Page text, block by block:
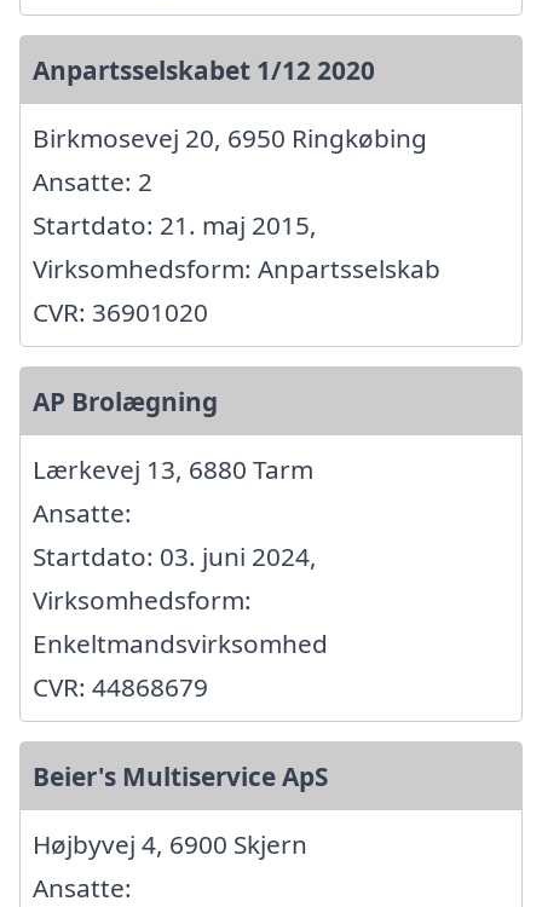
Anpartsselskabet 1/12 2020
Birkmosevej 20, 6950 Ringkøbing
Ansatte: 2
Startdato: 21. maj 2015,
Virksomhedsform: Anpartsselskab
CVR: 36901020
AP Brolægning
Lærkevej 13, 6880 Tarm
Ansatte:
Startdato: 03. juni 2024,
Virksomhedsform:
Enkeltmandsvirksomhed
CVR: 44868679
Beier's Multiservice ApS
Højbyvej 4, 6900 Skjern
Ansatte: